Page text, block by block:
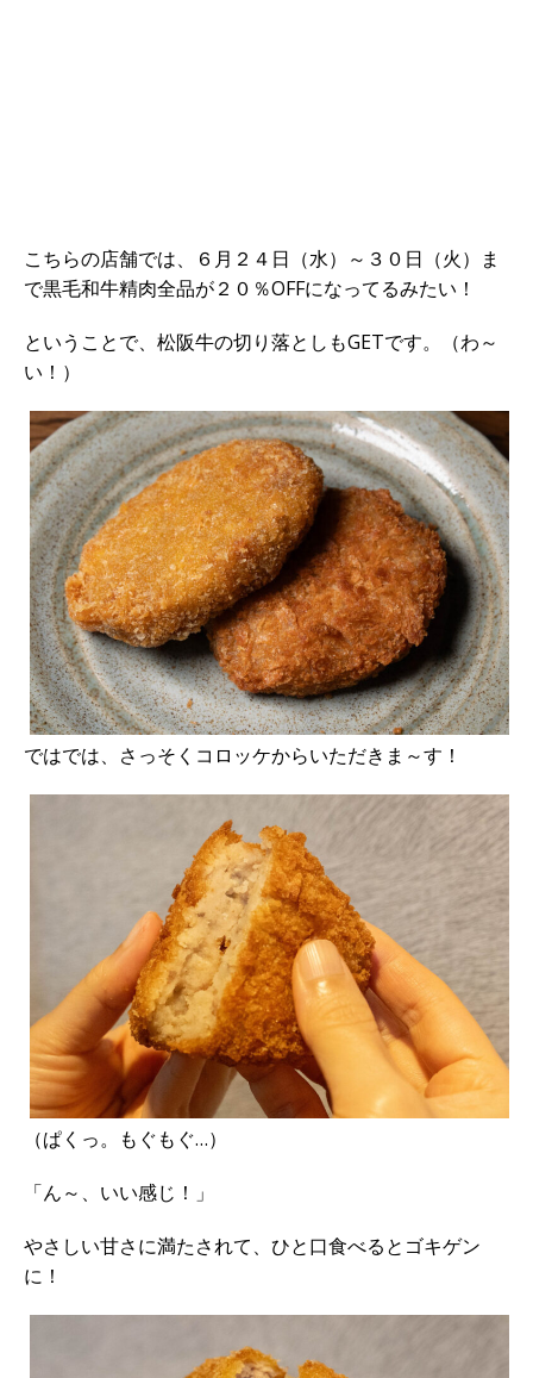
こちらの店舗では、６月２４日（水）～３０日（火）ま
で黒毛和牛精肉全品が２０％OFFになってるみたい！
ということで、松阪牛の切り落としもGETです。（わ～
い！）
ではでは、さっそくコロッケからいただきま～す！
（ぱくっ。もぐもぐ…）
「ん～、いい感じ！」
やさしい甘さに満たされて、ひと口食べるとゴキゲン
に！